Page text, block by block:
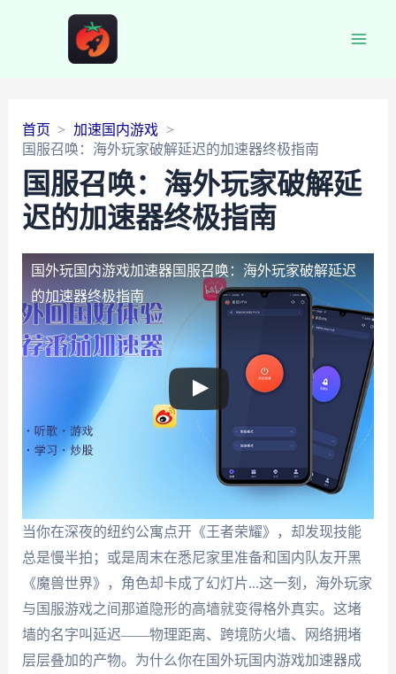
首页
加速国内游戏
国服召唤：海外玩家破解延迟的加速器终极指南
国服召唤：海外玩家破解延
迟的加速器终极指南
国外玩国内游戏加速器国服召唤：海外玩家破解延迟
的加速器终极指南
当你在深夜的纽约公寓点开《王者荣耀》，却发现技能
总是慢半拍；或是周末在悉尼家里准备和国内队友开黑
《魔兽世界》，角色却卡成了幻灯片...这一刻，海外玩家
与国服游戏之间那道隐形的高墙就变得格外真实。这堵
墙的名字叫延迟——物理距离、跨境防火墙、网络拥堵
层层叠加的产物。为什么你在国外玩国内游戏加速器成